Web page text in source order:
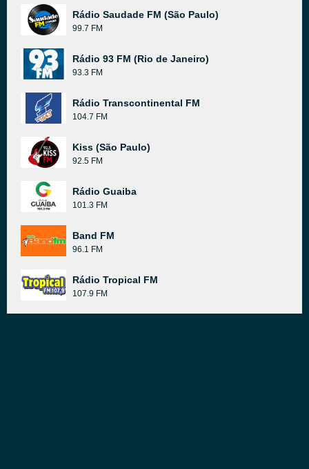
Rádio Saudade FM (São Paulo)
99.7 FM
Rádio 93 FM (Rio de Janeiro)
93.3 FM
Rádio Transcontinental FM
104.7 FM
Kiss (São Paulo)
92.5 FM
Rádio Guaiba
101.3 FM
Band FM
96.1 FM
Rádio Tropical FM
107.9 FM